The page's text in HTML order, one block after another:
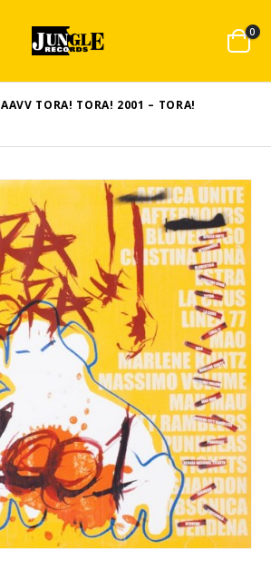
0
AAVV TORA! TORA! 2001 – TORA!